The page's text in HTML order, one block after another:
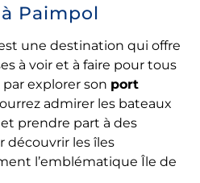
Paimpol
une destination qui offre
à voir et à faire pour tous
explorer son port
admirer les bateaux
prendre part à des
découvrir les îles
l’emblématique Île de